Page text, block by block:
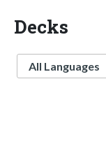
Decks
Language